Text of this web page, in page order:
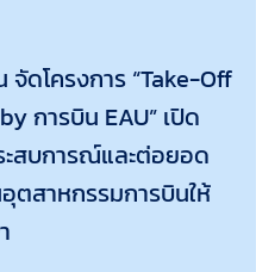
ดโครงการ “Take-Off
การบิน EAU” เปิด
ะสบการณ์และต่อยอด
ตสาหกรรมการบินให้